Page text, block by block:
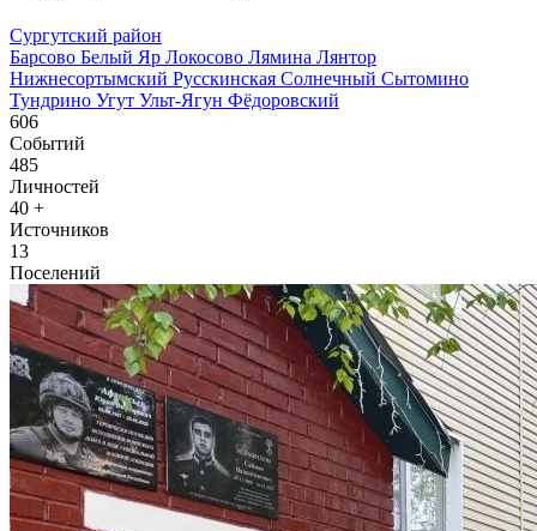
Сургутский район
Барсово Белый Яр Локосово Лямина Лянтор
Нижнесортымский Русскинская Солнечный Сытомино
Тундрино Угут Ульт-Ягун Фёдоровский
606
Событий
485
Личностей
40 +
Источников
13
Поселений